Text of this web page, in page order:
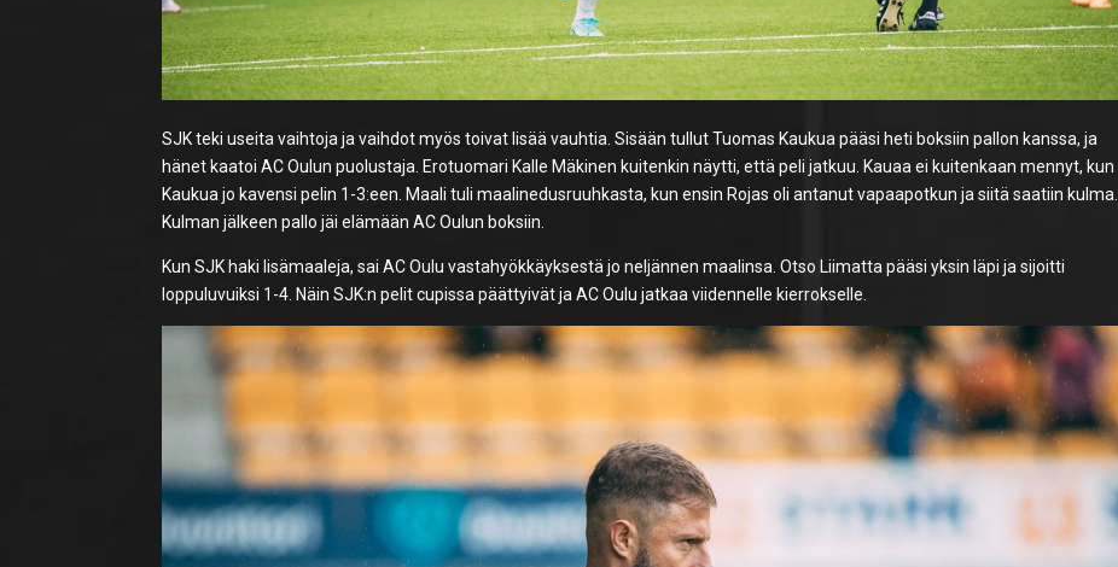
SJK teki useita vaihtoja ja vaihdot myös toivat lisää vauhtia. Sisään tullut Tuomas Kaukua pääsi heti boksiin pallon kanssa, ja
hänet kaatoi AC Oulun puolustaja. Erotuomari Kalle Mäkinen kuitenkin näytti, että peli jatkuu. Kauaa ei kuitenkaan mennyt, kun
Kaukua jo kavensi pelin 1-3:een. Maali tuli maalinedusruuhkasta, kun ensin Rojas oli antanut vapaapotkun ja siitä saatiin kulma.
Kulman jälkeen pallo jäi elämään AC Oulun boksiin.
Kun SJK haki lisämaaleja, sai AC Oulu vastahyökkäyksestä jo neljännen maalinsa. Otso Liimatta pääsi yksin läpi ja sijoitti
loppuluvuiksi 1-4. Näin SJK:n pelit cupissa päättyivät ja AC Oulu jatkaa viidennelle kierrokselle.